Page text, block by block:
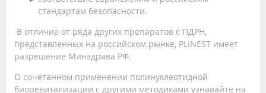
стандартам безопасности.
В отличие от ряда других препаратов с ПДРН,
представленных на российском рынке, PLINEST имеет
разрешение Минздрава РФ.
О сочетанном применении полинуклеотидной
биоревитализации с другими методиками узнавайте на